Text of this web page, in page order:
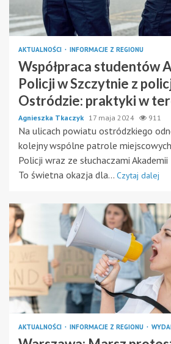
AKTUALNOŚCI INFORMACJE Z REGIONU
Współpraca studentów
Policji w Szczytnie z
Ostródzie: praktyki w
Agnieszka Tkaczyk 17 maja 2024 911
Na ulicach powiatu ostródzkiego
kolejny wspólne patrole
Policji wraz ze słuchaczami
To świetna okazja dla... Czytaj dalej
AKTUALNOŚCI INFORMACJE Z REGIONU